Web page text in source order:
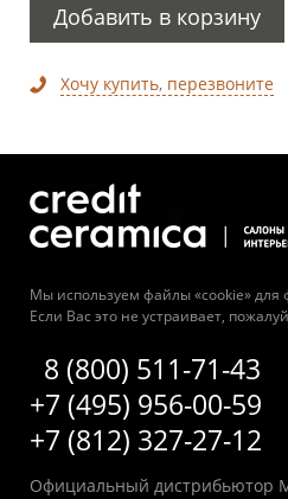
Добавить в корзину
Хочу купить, перезвоните
Мы используем файлы «cookie» для
Если Вас это не устраивает,
8 (800) 511-71-43
+7 (495) 956-00-59
+7 (812) 327-27-12
Официальный дистрибьютор